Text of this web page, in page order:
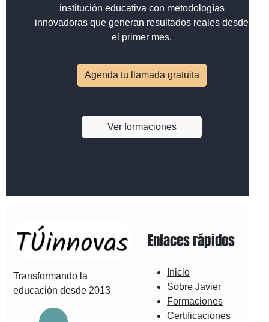
institución educativa con metodologías
innovadoras que generan resultados reales desde
el primer mes.
Agenda tu llamada gratuita
Ver formaciones
Transformando la
educación desde 2013
Enlaces rápidos
Inicio
Sobre Javier
Formaciones
Certificaciones